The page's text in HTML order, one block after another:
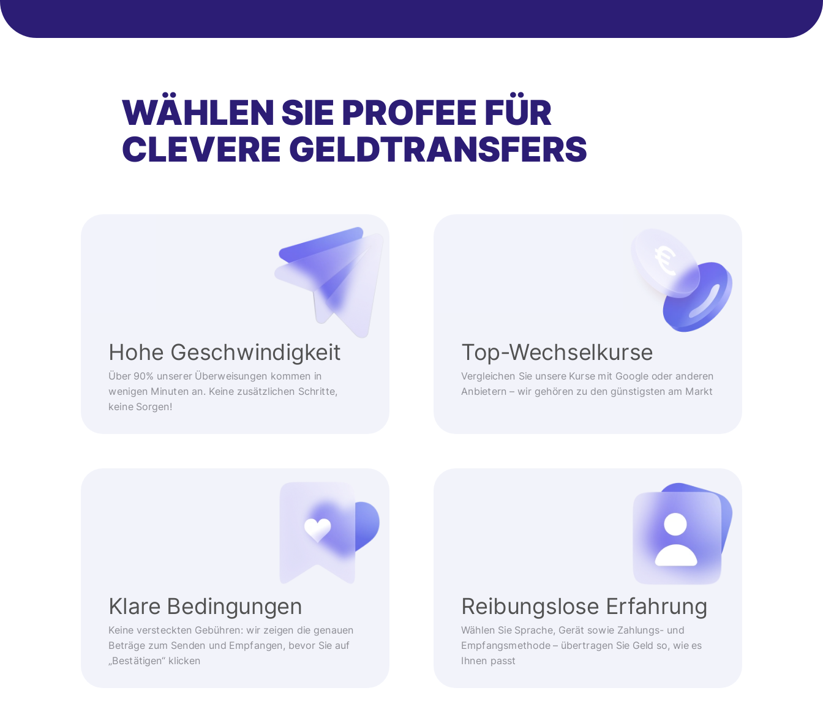
WÄHLEN SIE PROFEE FÜR
CLEVERE GELDTRANSFERS
Hohe Geschwindigkeit
Über 90% unserer Überweisungen kommen in
wenigen Minuten an. Keine zusätzlichen Schritte,
keine Sorgen!
Top-Wechselkurse
Vergleichen Sie unsere Kurse mit Google oder anderen
Anbietern – wir gehören zu den günstigsten am Markt
Klare Bedingungen
Keine versteckten Gebühren: wir zeigen die genauen
Beträge zum Senden und Empfangen, bevor Sie auf
„Bestätigen“ klicken
Reibungslose Erfahrung
Wählen Sie Sprache, Gerät sowie Zahlungs- und
Empfangsmethode – übertragen Sie Geld so, wie es
Ihnen passt